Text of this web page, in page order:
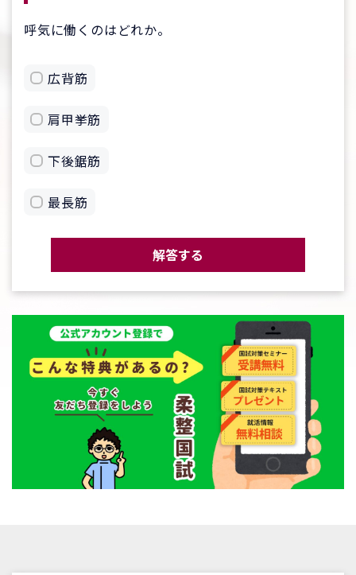
呼気に働くのはどれか。
広背筋
肩甲挙筋
下後鋸筋
最長筋
解答する